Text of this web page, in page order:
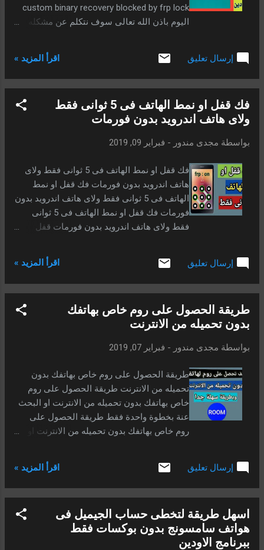
custom binary recovery blocked by frp lock
اليوم باذن الله تعالى سوف نتكلم عن مشكله
او ملف ريكفري معدل علي هاتفه ببرنامج الاودين
ف يفاجئ بان البرنامج يعطي رساله خطا باللون
الاحمر، وايضا يعطي رساله في الهاتف custom
حمايه الهاتف مفعله ، ولا تستطيع تنزيل ملف
معدل على هاتفك تستطيع فقط تنزيل الروم
تستطيع تنزيل ملفات معدله مثل الريكفري
إرسال تعليق اقرأ المزيد »
فك قفل او نمط الهاتف فى 5 ثوانى فقط
ولاى هاتف اندرويد بدون فورمات
بواسطة مجدى مندور - فبراير 09, 2019
فك قفل او نمط الهاتف فى 5 ثوانى فقط ولاى
هاتف اندرويد بدون فورمات فك قفل او نمط
الهاتف فى 5 ثوانى فقط ولاى هاتف اندرويد بدون
فورمات فك قفل او نمط الهاتف فى 5 ثوانى
فقط ولاى هاتف اندرويد بدون فورمات قفل
وشيئ أساسى غير ممكن الاستغناء عنه نهائيا ,
إذا كنت تريد او ترغب فى حماية وحفظ
خصوصياتك وصورك وملفاتك وحمايتها ومنع
المستطاع . وفى أيامنا تلك أصبحت التليفونات
والأجهزة تحمل العديد من البيانات والصور
الملفات والصور الشخصية والعائلية والفيديوهات
الشاشة شىء أساسى وغير ممكن بأى حال من
الظروف تجاهله والاستغناء عنه نهائيا .
إرسال تعليق اقرأ المزيد »
طريقة الحصول على روم خاص بهاتفك
بدون تحميله من الانترنت
بواسطة مجدى مندور - فبراير 07, 2019
طريقة الحصول على روم خاص بهاتفك بدون
تحميله من الانترنت طريقة الحصول على روم
خاص بهاتفك بدون تحميله من الانترنت او البحث
عنة بخطوة واحدة فقط طريقة الحصول على
روم خاص بهاتفك بدون تحميله من الانترنت او
بطريقة الحصول على روم خاص بهاتفك عوض
تحميلة من الانترنت . وكثيرا منا يعانى من بطئ
الانترنت وبالاخص فى الدول العربيه ، فأحببت ان
عناء وبدون تحميلة من الانترنت . والطريقة تمتثل
فى سحب الروم الخاص بك من هاتفك نفسه و
بذلك تمتلك روم من العدم . الكثير منا يحتاج
إرسال تعليق اقرأ المزيد »
اسهل طريقة لتخطى حساب الجيميل فى
هواتف سامسونج بدون بوكسات فقط
ببرنامج الاودين